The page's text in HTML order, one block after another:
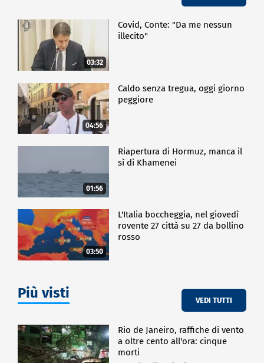
03:32
Covid, Conte: "Da me nessun
illecito"
04:56
Caldo senza tregua, oggi giorno
peggiore
01:56
Riapertura di Hormuz, manca il
sì di Khamenei
03:50
L'Italia boccheggia, nel giovedì
rovente 27 città su 27 da bollino
rosso
Più visti VEDI TUTTI
Rio de Janeiro, raffiche di vento
a oltre cento all'ora: cinque
morti